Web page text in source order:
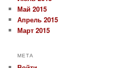
Май 2015
Апрель 2015
Март 2015
МЕТА